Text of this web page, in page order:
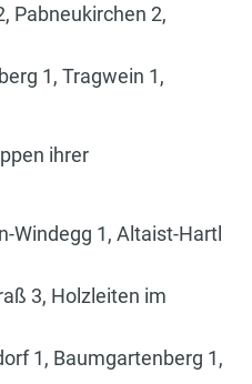
Pabneukirchen 2,
1, Tragwein 1,
ihrer
Windegg 1, Altaist-Hartl
3, Holzleiten im
1, Baumgartenberg 1,